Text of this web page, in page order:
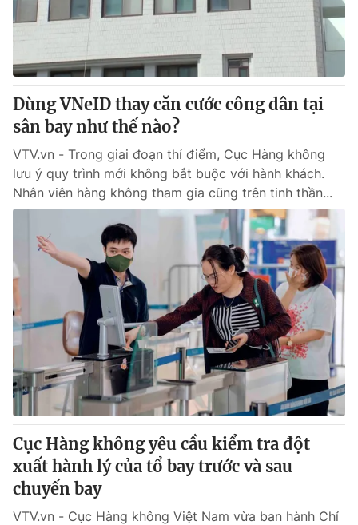
Thế giới đó đây
Câu chuyện quốc tế
Tài chính
Góc doanh nghiệp
Dữ liệu và đời sống
Truyền hình
Phim VTV
Hậu trường
Nhân vật
Khán giả
Giải sao mai
Giải trí
Điện ảnh
Âm nhạc
Đời sống
Du lịch
Làm đẹp
Chất lượng cuộc sống
Tuyển sinh
Học trực tuyến
Công nghệ
Hitech Công nghệ tương lai
Sản phẩm
Thị trường
Tư vấn
Giao lưu trực tuyến
Lịch phát sóng
Chuyên mục khác
Emagazine Podcast
Photo
Dùng VNeID thay căn cước công dân tại
sân bay như thế nào?
VTV.vn - Trong giai đoạn thí điểm, Cục Hàng không
lưu ý quy trình mới không bắt buộc với hành khách.
Nhân viên hàng không tham gia cũng trên tinh thần...
Cục Hàng không yêu cầu kiểm tra đột
xuất hành lý của tổ bay trước và sau
chuyến bay
VTV.vn - Cục Hàng không Việt Nam vừa ban hành Chỉ